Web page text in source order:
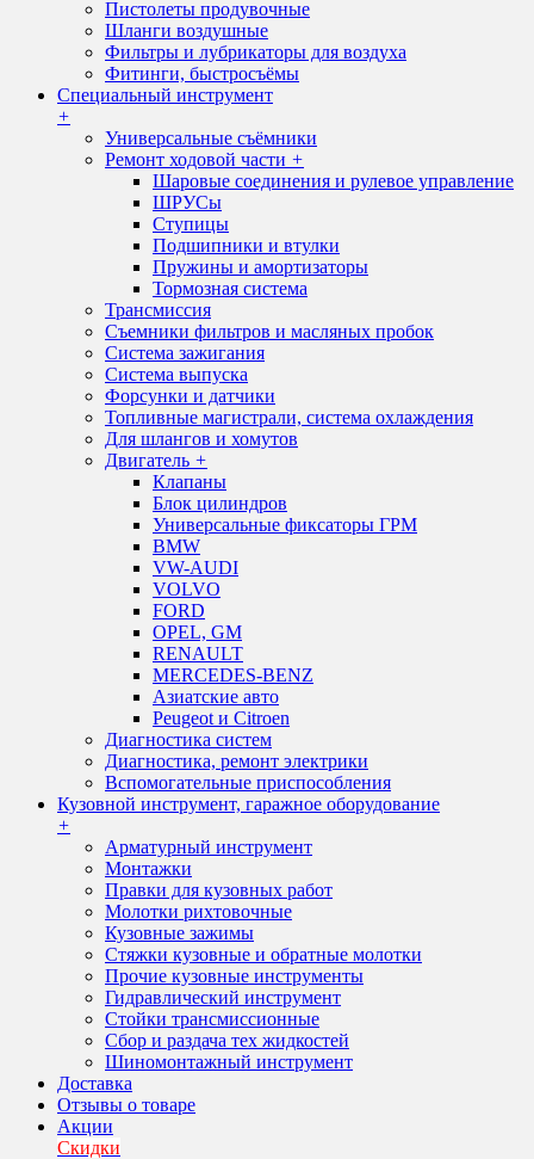
Пистолеты продувочные
Шланги воздушные
Фильтры и лубрикаторы для воздуха
Фитинги, быстросъёмы
Специальный инструмент
+
Универсальные съёмники
Ремонт ходовой части +
Шаровые соединения и рулевое управление
ШРУСы
Ступицы
Подшипники и втулки
Пружины и амортизаторы
Тормозная система
Трансмиссия
Съемники фильтров и масляных пробок
Система зажигания
Система выпуска
Форсунки и датчики
Топливные магистрали, система охлаждения
Для шлангов и хомутов
Двигатель +
Клапаны
Блок цилиндров
Универсальные фиксаторы ГРМ
BMW
VW-AUDI
VOLVO
FORD
OPEL, GM
RENAULT
MERCEDES-BENZ
Азиатские авто
Peugeot и Citroen
Диагностика систем
Диагностика, ремонт электрики
Вспомогательные приспособления
Кузовной инструмент, гаражное оборудование
+
Арматурный инструмент
Монтажки
Правки для кузовных работ
Молотки рихтовочные
Кузовные зажимы
Стяжки кузовные и обратные молотки
Прочие кузовные инструменты
Гидравлический инструмент
Стойки трансмиссионные
Сбор и раздача тех жидкостей
Шиномонтажный инструмент
Доставка
Отзывы о товаре
Акции
Скидки